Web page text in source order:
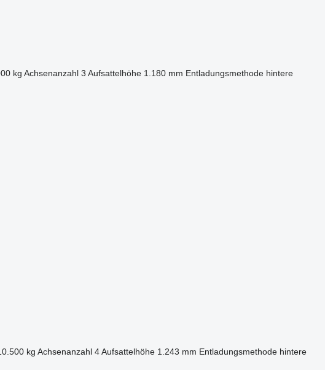
kg Achsenanzahl 3 Aufsattelhöhe 1.180 mm Entladungsmethode hintere
kg Achsenanzahl 4 Aufsattelhöhe 1.243 mm Entladungsmethode hintere